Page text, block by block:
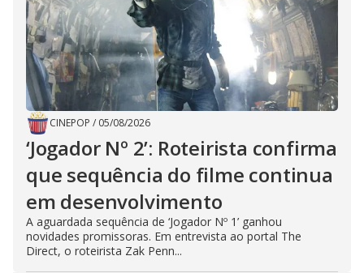
CINEPOP / 05/08/2026
‘Jogador Nº 2’: Roteirista confirma
que sequência do filme continua
em desenvolvimento
A aguardada sequência de ‘Jogador Nº 1’ ganhou
novidades promissoras. Em entrevista ao portal The
Direct, o roteirista Zak Penn...